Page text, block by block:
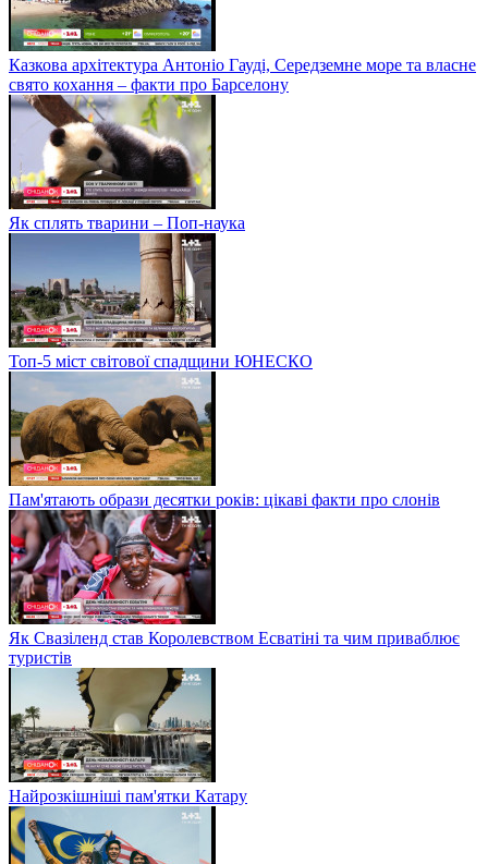
Казкова архітектура Антоніо Гауді, Середземне море та власне
свято кохання – факти про Барселону
Як сплять тварини – Поп-наука
Топ-5 міст світової спадщини ЮНЕСКО
Пам'ятають образи десятки років: цікаві факти про слонів
Як Свазіленд став Королевством Есватіні та чим приваблює
туристів
Найрозкішніші пам'ятки Катару